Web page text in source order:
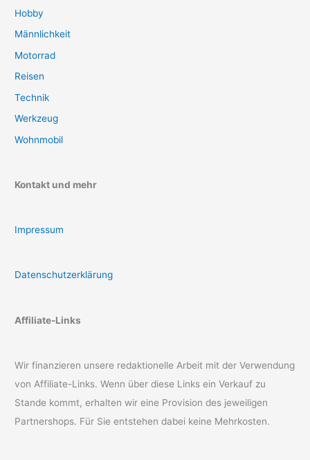
Hobby
Männlichkeit
Motorrad
Reisen
Technik
Werkzeug
Wohnmobil
Kontakt und mehr
Impressum
Datenschutzerklärung
Affiliate-Links
Wir finanzieren unsere redaktionelle Arbeit mit der Verwendung
von Affiliate-Links. Wenn über diese Links ein Verkauf zu
Stande kommt, erhalten wir eine Provision des jeweiligen
Partnershops. Für Sie entstehen dabei keine Mehrkosten.